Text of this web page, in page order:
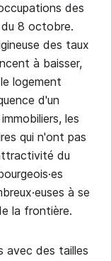
des
du 8 octobre.
des taux
à baisser,
logement
d'un
les
qui n'ont pas
du
à se
la frontière.
avec des tailles